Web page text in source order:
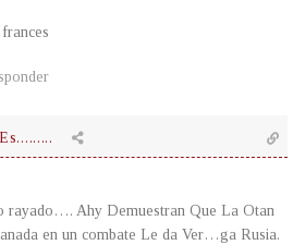
rayado…. Ahy Demuestran Que La Otan
en un combate Le da Ver…ga Rusia.